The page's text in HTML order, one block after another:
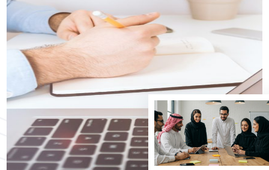
في Uxperta، نساعد الجهات الحكومية والمؤسسات في
المملكة العربية السعودية على تنفيذ التحول الرقمي
بكفاءة، عبر حلول تقنية واستشارية متكاملة، مبنية على
فهم عميق للأعمال والحوكمة.
اكتشف حلولنا